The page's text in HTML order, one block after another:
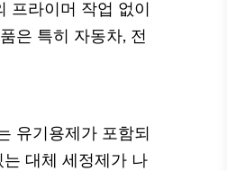
프라이머 작업 없이
은 특히 자동차, 전
유기용제가 포함되
대체 세정제가 나